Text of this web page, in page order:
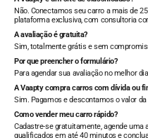
Não. Conectamos seu carro a mais de
plataforma exclusiva, com consultoria
A avaliação é gratuita?
Sim, totalmente grátis e sem
Por que preencher o formulário?
Para agendar sua avaliação no melhor
A Vaapty compra carros com dívida ou
Sim. Pagamos e descontamos o valor
Como vender meu carro rápido?
Cadastre-se gratuitamente, agende uma
qualificados em até 40 minutos e